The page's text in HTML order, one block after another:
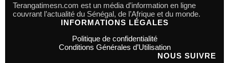
Terangatimesn.com est un média d’information en ligne
couvrant l’actualité du Sénégal, de l’Afrique et du monde.
INFORMATIONS LÉGALES
Politique de confidentialité
Conditions Générales d’Utilisation
NOUS SUIVRE